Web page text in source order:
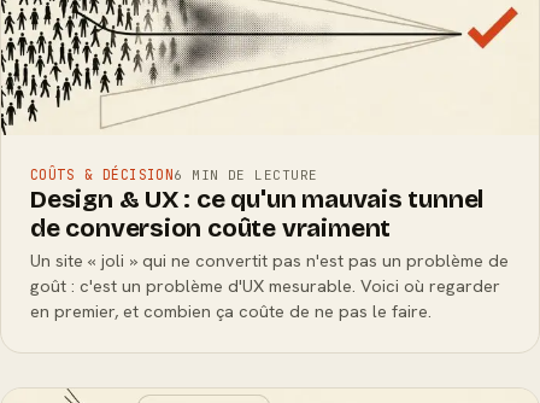
COÛTS & DÉCISION6 MIN DE LECTURE
Design & UX : ce qu'un mauvais tunnel
de conversion coûte vraiment
Un site « joli » qui ne convertit pas n'est pas un problème de
goût : c'est un problème d'UX mesurable. Voici où regarder
en premier, et combien ça coûte de ne pas le faire.